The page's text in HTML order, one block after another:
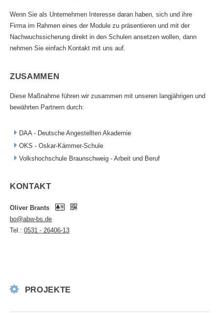
Wenn Sie als Unternehmen Interesse daran haben, sich und ihre
Firma im Rahmen eines der Module zu präsentieren und mit der
Nachwuchssicherung direkt in den Schulen ansetzen wollen, dann
nehmen Sie einfach Kontakt mit uns auf.
ZUSAMMEN
Diese Maßnahme führen wir zusammen mit unseren langjährigen und
bewährten Partnern durch:
DAA - Deutsche Angestellten Akademie
OKS - Oskar-Kämmer-Schule
Volkshochschule Braunschweig - Arbeit und Beruf
KONTAKT
Oliver Brants
bo@abw-bs.de
Tel.: 0531 - 26406-13
PROJEKTE